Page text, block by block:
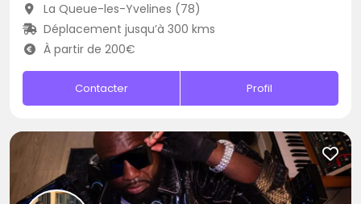
La Queue-les-Yvelines (78)
Déplacement jusqu’à 300 kms
À partir de 200€
Contacter Profil